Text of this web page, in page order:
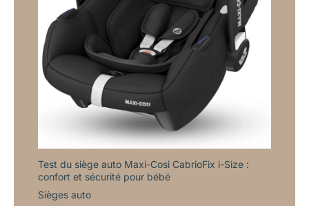
Test du siège auto Maxi-Cosi CabrioFix i-Size :
confort et sécurité pour bébé
Sièges auto